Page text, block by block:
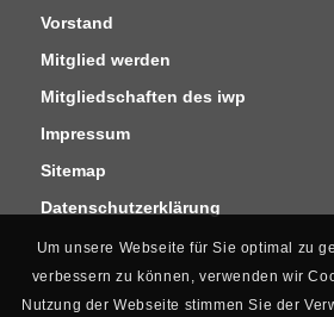
Vorstand
Mitglied werden
Mitgliedschaften des iwp
Impressum
Sitemap
Datenschutzerklärung
Um unsere Webseite für Sie optimal zu
verbessern zu können, verwenden wir
Nutzung der Webseite stimmen Sie der